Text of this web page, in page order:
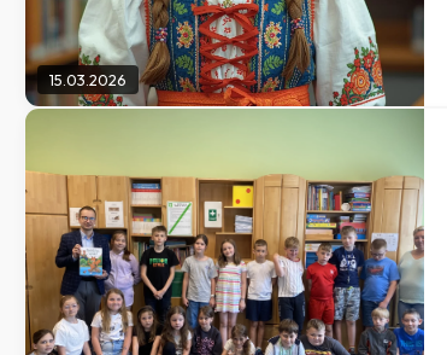
15.03.2026